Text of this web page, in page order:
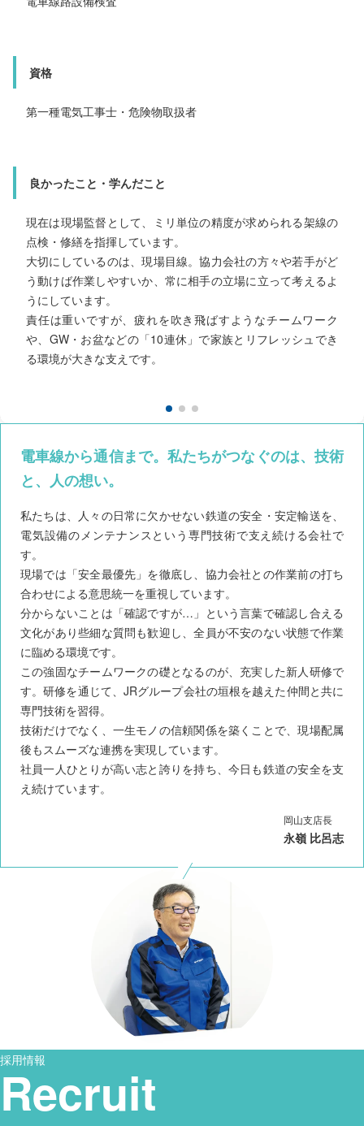
資格
第一種電気工事士・危険物取扱者
良かったこと・学んだこと
現在は現場監督として、ミリ単位の精度が求められる架線の
点検・修繕を指揮しています。
大切にしているのは、現場目線。協力会社の方々や若手がど
う動けば作業しやすいか、常に相手の立場に立って考えるよ
うにしています。
責任は重いですが、疲れを吹き飛ばすようなチームワーク
や、GW・お盆などの「10連休」で家族とリフレッシュでき
る環境が大きな支えです。
た。
当初は人間関係や仕事への不安もありましたが、年の近い先
輩が多く、移動中の車内でも気軽に相談できる温かい環境に
救われました。
「一回のミスが事故に繋がる」という緊張感はありますが、
社会を支える手応えは十分です。
家賃補助などの福利厚生も手厚く、初めての一人暮らしも安
心してスタートできました。
通信部門での検査・保守業務を担当しています。
異常を未然に防ぐ検査には重い責任が伴いますが、不具合を見つ
け出し、事故を未然に防げた瞬間に大きな安堵とやりがいを感じます。
最近では職業意識が染み付き、プライベートで電車に乗っていても線路脇の設備に異変がないか気になってしまうほどです（笑）。
手厚い福利厚生にも支えられ、日々安心して技術を磨いています。
電車線から通信まで。私たちがつなぐのは、技術
と、人の想い。
私たちは、人々の日常に欠かせない鉄道の安全・安定輸送を、
電気設備のメンテナンスという専門技術で支え続ける会社で
す。
現場では「安全最優先」を徹底し、協力会社との作業前の打ち
合わせによる意思統一を重視しています。
分からないことは「確認ですが…」という言葉で確認し合える
文化があり些細な質問も歓迎し、全員が不安のない状態で作業
に臨める環境です。
この強固なチームワークの礎となるのが、充実した新人研修で
す。研修を通じて、JRグループ会社の垣根を越えた仲間と共に
専門技術を習得。
技術だけでなく、一生モノの信頼関係を築くことで、現場配属
後もスムーズな連携を実現しています。
社員一人ひとりが高い志と誇りを持ち、今日も鉄道の安全を支
え続けています。
岡山支店長
永嶺 比呂志
採用情報
Recruit